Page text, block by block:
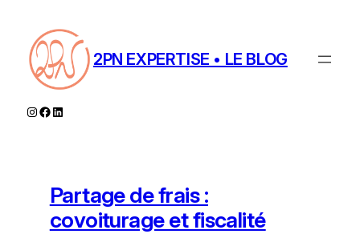
contenu
2PN EXPERTISE • LE BLOG
Instagram
Facebook
LinkedIn
Partage de frais :
covoiturage et fiscalité